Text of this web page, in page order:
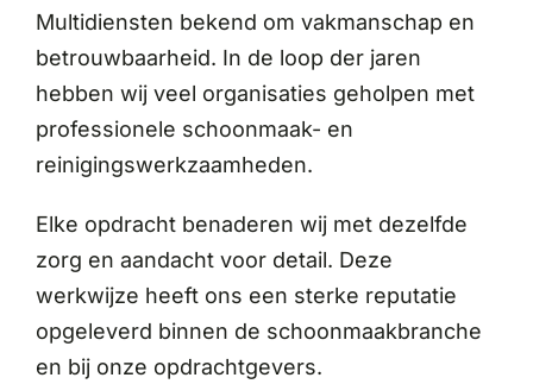
Multidiensten bekend om vakmanschap en
betrouwbaarheid. In de loop der jaren
hebben wij veel organisaties geholpen met
professionele schoonmaak- en
reinigingswerkzaamheden.
Elke opdracht benaderen wij met dezelfde
zorg en aandacht voor detail. Deze
werkwijze heeft ons een sterke reputatie
opgeleverd binnen de schoonmaakbranche
en bij onze opdrachtgevers.